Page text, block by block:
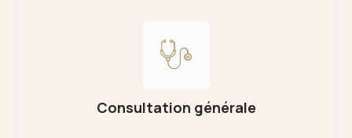
Consultation générale